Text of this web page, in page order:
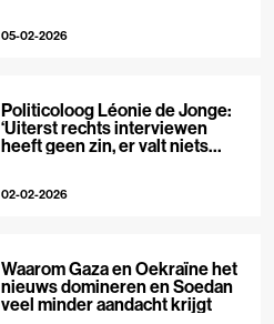
05-02-2026
Politicoloog Léonie de Jonge:
‘Uiterst rechts interviewen
heeft geen zin, er valt niets
02-02-2026
Waarom Gaza en Oekraïne het
nieuws domineren en Soedan
veel minder aandacht krijgt